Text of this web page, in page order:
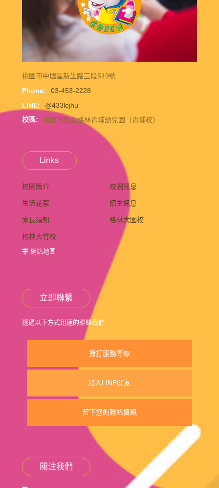
桃園市中壢區新生路三段519號
Phone:
03-453-2228
LINE:
@433lejhu
校區:
桃園市私立格林青埔幼兒園（青埔校）
Links
校園簡介 校園訊息
生活花絮 招生訊息
家長須知 格林大園校
格林大竹校
網站地圖
立即聯繫
透過以下方式迅速的聯絡我們
撥打服務專線
加入LINE好友
留下您的聯絡資訊
關注我們